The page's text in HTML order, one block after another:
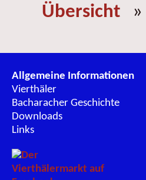
Übersicht »
Allgemeine Informationen
Vierthäler
Bacharacher Geschichte
Downloads
Links